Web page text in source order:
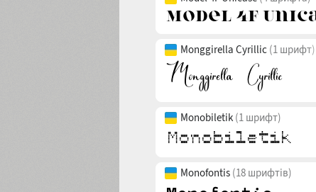
Monggirella Cyrillic (1 шрифт)
Monobiletik (1 шрифт)
Monofontis (18 шрифтів)